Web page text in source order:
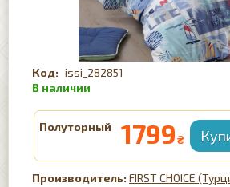
issi_282851
Полуторный 1799₴
FIRST CHOICE